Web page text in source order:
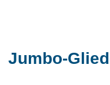
Jumbo-